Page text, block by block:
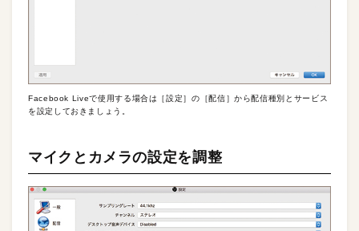
Facebook Liveで使用する場合は［設定］の［配信］から配信種別とサービス
を設定しておきましょう。
マイクとカメラの設定を調整